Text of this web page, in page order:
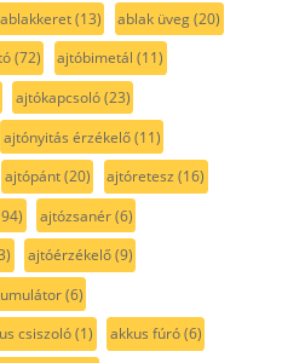
ablakkeret(13) ablak üveg(20)
(72) ajtóbimetál (11)
ajtókapcsoló(23)
ajtónyitás érzékelő(11)
ajtópánt(20) ajtóretesz (16)
ajtózsanér(6)
ajtóérzékelő(9)
(6)
csiszoló(1) akkus fúró(6)